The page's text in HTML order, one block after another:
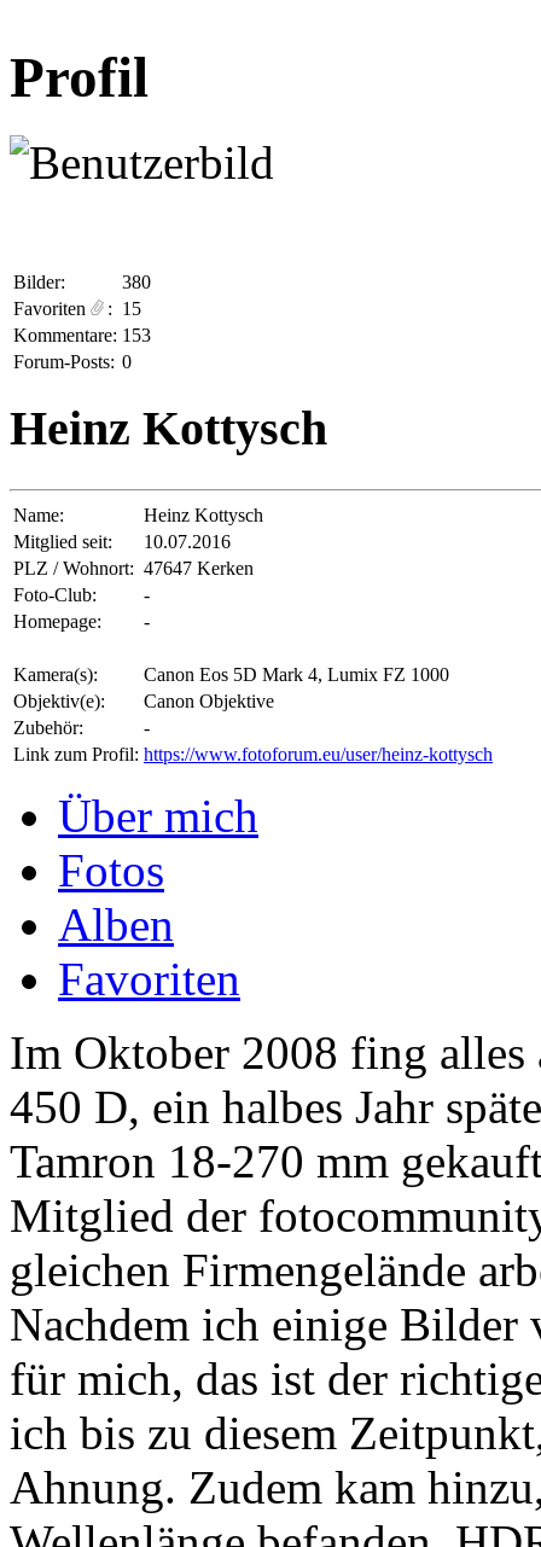
Profil
Bilder:
380
Favoriten
: 15
Kommentare: 153
Forum-Posts: 0
Heinz Kottysch
Name:
Heinz Kottysch
Mitglied seit:
10.07.2016
PLZ / Wohnort: 47647 Kerken
Foto-Club:
-
Homepage:
-
Kamera(s):
Canon Eos 5D Mark 4, Lumix FZ 1000
Objektiv(e):
Canon Objektive
Zubehör:
-
Link zum Profil: https://www.fotoforum.eu/user/heinz-kottysch
Über mich
Fotos
Alben
Favoriten
Im Oktober 2008 fing alles
450 D, ein halbes Jahr
Tamron 18-270 mm
Mitglied der
gleichen Firmengelände
Nachdem ich einige Bilder
für mich, das ist der
ich bis zu diesem
Ahnung. Zudem kam